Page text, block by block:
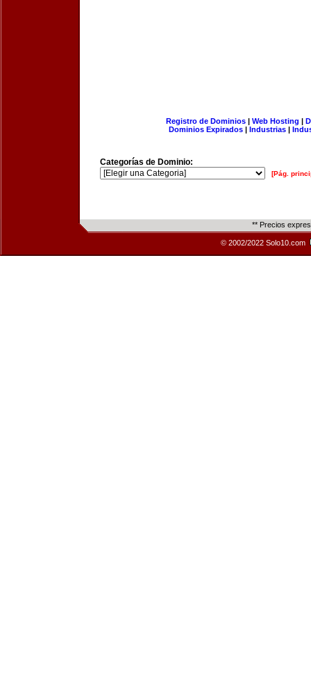
Registro de Dominios| Web Hosting |
Dominios Expirados | Industrias |
Categorías de Dominio:
[Pág.
** Precios
© 2002/2022 Solo10.com